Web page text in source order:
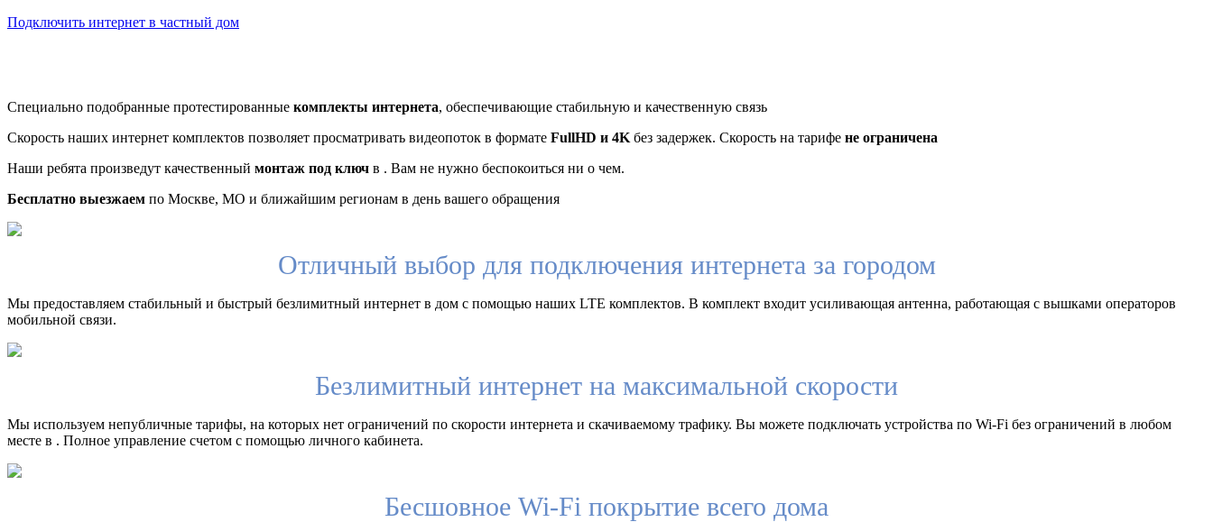
Подключить интернет в частный дом
Специально подобранные протестированные комплекты интернета, обеспечивающие стабильную и качественную связь
Скорость наших интернет комплектов позволяет просматривать видеопоток в формате FullHD и 4K без задержек. Скорость на тарифе не ограничена
Наши ребята произведут качественный монтаж под ключ в . Вам не нужно беспокоиться ни о чем.
Бесплатно выезжаем по Москве, МО и ближайшим регионам в день вашего обращения
Отличный выбор для подключения интернета за городом
Мы предоставляем стабильный и быстрый безлимитный интернет в дом с помощью наших LTE комплектов. В комплект входит усиливающая антенна, работающая с вышками операторов
мобильной связи.
Безлимитный интернет на максимальной скорости
Мы используем непубличные тарифы, на которых нет ограничений по скорости интернета и скачиваемому трафику. Вы можете подключать устройства по Wi-Fi без ограничений в любом
месте в . Полное управление счетом с помощью личного кабинета.
Бесшовное Wi-Fi покрытие всего дома